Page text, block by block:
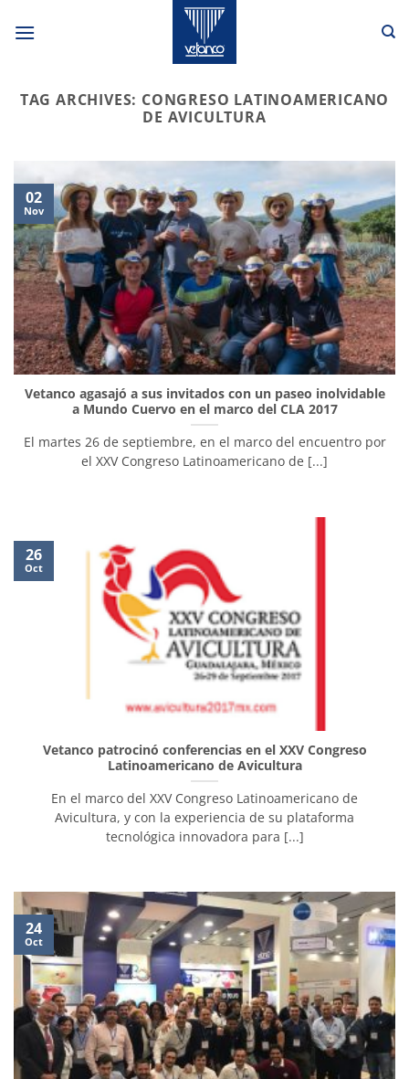
TAG ARCHIVES: CONGRESO LATINOAMERICANO
DE AVICULTURA
Vetanco agasajó a sus invitados con un paseo inolvidable
a Mundo Cuervo en el marco del CLA 2017
El martes 26 de septiembre, en el marco del encuentro por
el XXV Congreso Latinoamericano de [...]
02
Nov
Vetanco patrocinó conferencias en el XXV Congreso
Latinoamericano de Avicultura
En el marco del XXV Congreso Latinoamericano de
Avicultura, y con la experiencia de su plataforma
tecnológica innovadora para [...]
26
Oct
24
Oct